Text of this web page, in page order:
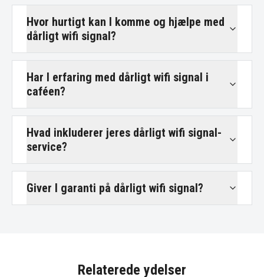
Hvor hurtigt kan I komme og hjælpe med
dårligt wifi signal?
Har I erfaring med dårligt wifi signal i
caféen?
Hvad inkluderer jeres dårligt wifi signal-
service?
Giver I garanti på dårligt wifi signal?
Relaterede ydelser